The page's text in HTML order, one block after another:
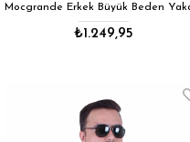
₺1.249,95